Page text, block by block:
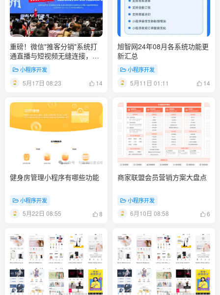
重磅！微信"推客分销"系统打
通直播与短视频无缝连接，并
支持二级推客！
小程序开发
5月17日 08:23 14
旭智网24年08月各系统功能更
新汇总
小程序开发
5月11日 01:11 14
健身房管理小程序有哪些功能
小程序开发
5月22日 08:55 8
商家联盟会员营销方案大盘点
小程序开发
6月10日 08:58 6